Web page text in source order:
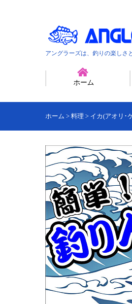
アングラーズは、釣りの楽しさ
ホーム
ホーム > 料理 > イカ(アオリ･